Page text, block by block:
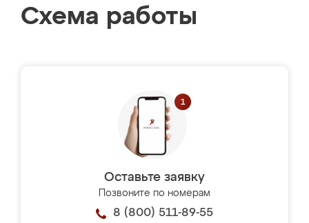
Схема работы
Оставьте заявку
Позвоните по номерам
8 (800) 511-89-55